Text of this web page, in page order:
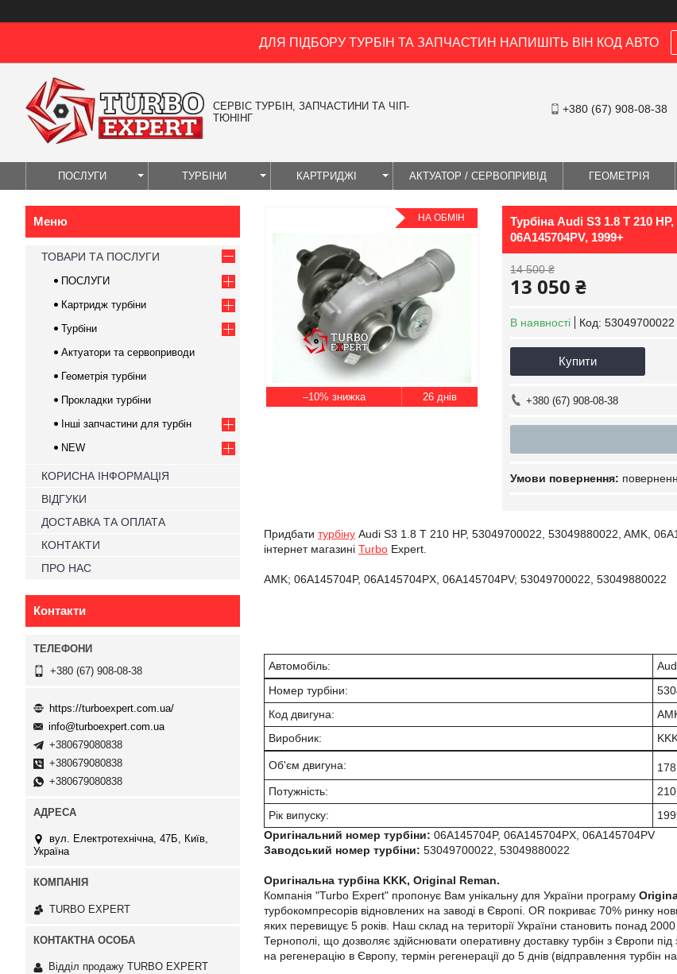
ДЛЯ ПІДБОРУ ТУРБІН ТА ЗАПЧАСТИН НАПИШІТЬ ВІН КОД АВТО
СЕРВІС ТУРБІН, ЗАПЧАСТИНИ ТА ЧІП-
ТЮНІНГ
+380 (67) 908-08-38
ПОСЛУГИ ТУРБІНИ КАРТРИДЖІ АКТУАТОР / СЕРВОПРИВІД ГЕОМЕТРІЯ
–10% 26 днів
НА ОБМІН
Турбіна Audi S3 1.8 T 210
06A145704PV, 1999+
14 500 ₴
13 050 ₴
В наявності Код: 53049700022
Купити
+380 (67) 908-08-38
Придбати турбіну Audi S3 1.8 T 210 HP, 53049700022, 53049880022, AMK,
інтернет магазині Turbo Expert.
AMK; 06A145704P, 06A145704PX, 06A145704PV; 53049700022, 53049880022
Автомобіль:
Номер турбіни:
Код двигуна:
Виробник:
Об'єм двигуна:
Потужність:
Рік випуску:
Оригінальний номер турбіни: 06A145704P, 06A145704PX, 06A145704PV
Заводський номер турбіни: 53049700022, 53049880022
Оригінальна турбіна KKK, Original Reman.
Компанія "Turbo Expert" пропонує Вам унікальну для України програму
турбокомпресорів відновлених на заводі в Європі. OR покриває 70% ринку
яких перевищує 5 років. Наш склад на території України становить понад 2000
Тернополі, що дозволяє здійснювати оперативну доставку турбін з Європи
на регенерацію в Європу, термін регенерації до 5 днів (відправлення турбін
ТОВАРИ ТА ПОСЛУГИ
ПОСЛУГИ
Картридж турбіни
Турбіни
Актуатори та сервоприводи
Геометрія турбіни
Прокладки турбіни
Інші запчастини для турбін
NEW
КОРИСНА ІНФОРМАЦІЯ
ВІДГУКИ
ДОСТАВКА ТА ОПЛАТА
КОНТАКТИ
ПРО НАС
Контакти
+380 (67) 908-08-38
https://turboexpert.com.ua/
info@turboexpert.com.ua
+380679080838
+380679080838
+380679080838
вул. Електротехнічна, 47Б, Київ,
Україна
TURBO EXPERT
Відділ продажу TURBO EXPERT